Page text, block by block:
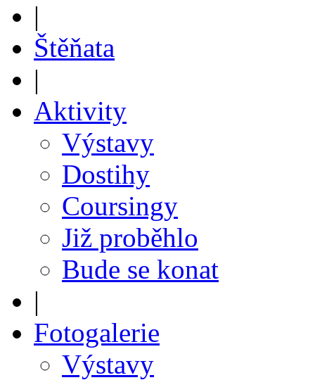
|
Štěňata
|
Aktivity
Výstavy
Dostihy
Coursingy
Již proběhlo
Bude se konat
|
Fotogalerie
Výstavy